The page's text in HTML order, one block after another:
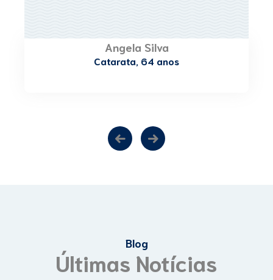
Angela Silva
Catarata, 64 anos
Blog
Últimas Notícias